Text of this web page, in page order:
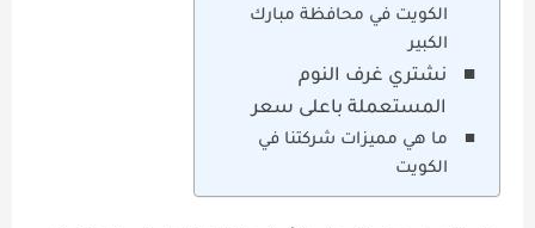
الكويت في محافظة مبارك
الكبير
نشتري غرف النوم
المستعملة باعلى سعر
ما هي مميزات شركتنا في
الكويت